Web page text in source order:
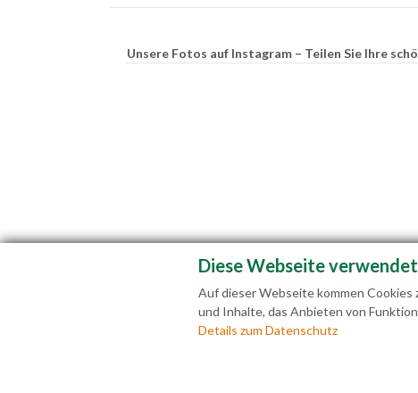
Unsere Fotos auf Instagram – Teilen Sie Ihre
Diese Webseite
Auf dieser Webseite kommen Cookies
und Inhalte, das Anbieten von
Details zum Datenschutz